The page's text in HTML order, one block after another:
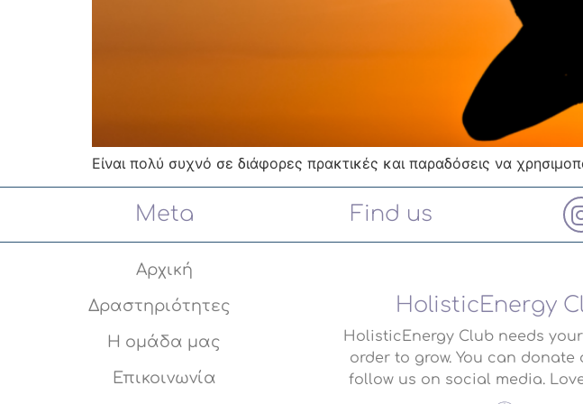
Είναι πολύ συχνό σε διάφορες πρακτικές και παραδόσεις να
Meta Find us
Αρχική
Δραστηριότητες
Η ομάδα μας
Επικοινωνία
HolisticEnergy
HolisticEnergy Club needs
order to grow. You can donate
follow us on social media.